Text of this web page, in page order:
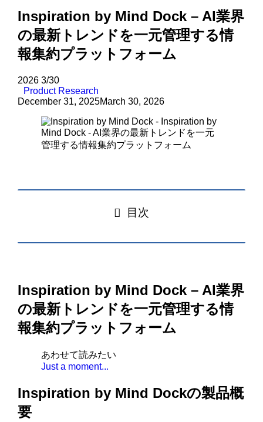
Inspiration by Mind Dock – AI業界
の最新トレンドを一元管理する情
報集約プラットフォーム
2026 3/30
Product Research
December 31, 2025March 30, 2026
目次
Inspiration by Mind Dock – AI業界
の最新トレンドを一元管理する情
報集約プラットフォーム
あわせて読みたい
Just a moment...
Inspiration by Mind Dockの製品概
要